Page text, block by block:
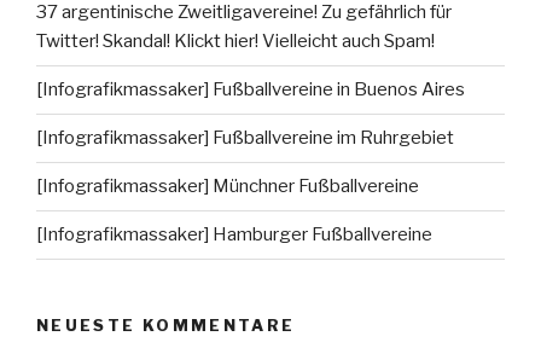
37 argentinische Zweitligavereine! Zu gefährlich für
Twitter! Skandal! Klickt hier! Vielleicht auch Spam!
[Infografikmassaker] Fußballvereine in Buenos Aires
[Infografikmassaker] Fußballvereine im Ruhrgebiet
[Infografikmassaker] Münchner Fußballvereine
[Infografikmassaker] Hamburger Fußballvereine
NEUESTE KOMMENTARE